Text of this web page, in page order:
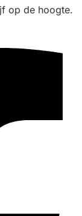
op de hoogte.